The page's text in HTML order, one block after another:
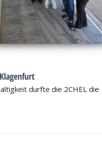
durfte die 2CHEL die